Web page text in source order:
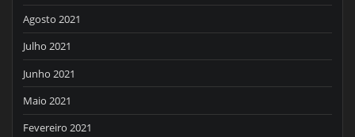
Agosto 2021
Julho 2021
Junho 2021
Maio 2021
Fevereiro 2021